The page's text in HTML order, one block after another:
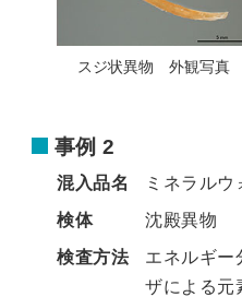
スジ状異物 外観写真
事例 2
混入品名
ミネラルウ
検体
沈殿異物
検査方法
エネルギー
ザによる元